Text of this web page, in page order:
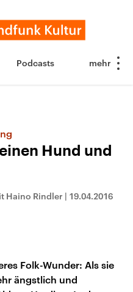
Podcasts
Hund und
Haino Rindler | 19.04.2016
Folk-Wunder: Als sie
ängstlich und